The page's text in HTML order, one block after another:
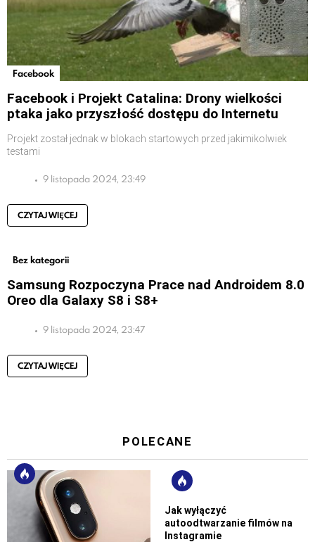
Facebook
Facebook i Projekt Catalina: Drony wielkości
ptaka jako przyszłość dostępu do Internetu
Projekt został jednak w blokach startowych przed jakimikolwiek
testami
9 listopada 2024, 23:49
CZYTAJ WIĘCEJ
Bez kategorii
Samsung Rozpoczyna Prace nad Androidem 8.0
Oreo dla Galaxy S8 i S8+
9 listopada 2024, 23:47
CZYTAJ WIĘCEJ
POLECANE
Jak wyłączyć
autoodtwarzanie filmów na
Instagramie